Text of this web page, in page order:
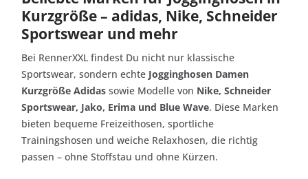
Kurzgröße – adidas, Nike, Schneider
Sportswear und mehr
Bei RennerXXL findest Du nicht nur klassische
Sportswear, sondern echte Jogginghosen Damen
Kurzgröße Adidas sowie Modelle von Nike, Schneider
Sportswear, Jako, Erima und Blue Wave. Diese Marken
bieten bequeme Freizeithosen, sportliche
Trainingshosen und weiche Relaxhosen, die richtig
passen – ohne Stoffstau und ohne Kürzen.